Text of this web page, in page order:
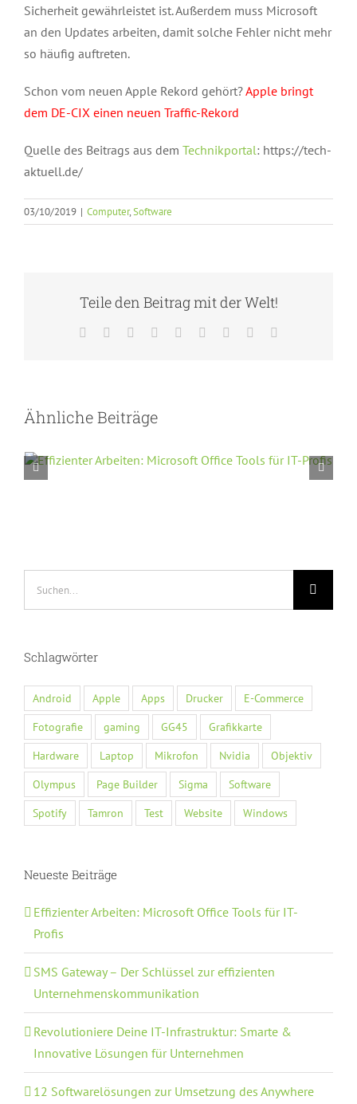
Sicherheit gewährleistet ist. Außerdem muss Microsoft
an den Updates arbeiten, damit solche Fehler nicht mehr
so häufig auftreten.
Schon vom neuen Apple Rekord gehört?Apple bringt
dem DE-CIX einen neuen Traffic-Rekord
Quelle des Beitrags aus dem Technikportal: https://tech-
aktuell.de/
03/10/2019 | Computer,Software
Teile den Beitrag mit der Welt!
Facebook
TwitterReddit LinkedInWhatsApp
TumblrPinterest
Ähnliche Beiträge
Schlagwörter
Android Apple Apps Drucker
E-Commerce
Fotografie
gaming GG45
Grafikkarte
Hardware
Laptop Mikrofon Nvidia
Objektiv
Olympus
Page Builder Sigma
Software
Spotify
Tamron Test Website Windows
Neueste Beiträge
Effizienter Arbeiten: Microsoft Office Tools für IT-
Profis
SMS Gateway – Der Schlüssel zur effizienten
Unternehmenskommunikation
Revolutioniere Deine IT-Infrastruktur: Smarte &
Innovative Lösungen für Unternehmen
12 Softwarelösungen zur Umsetzung des Anywhere